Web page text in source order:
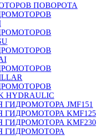
ПОВОРОТА
HYDRAULIC
JMF151
ГИДРОМОТОРА KMF125
ГИДРОМОТОРА KMF230
ГИДРОМОТОРА